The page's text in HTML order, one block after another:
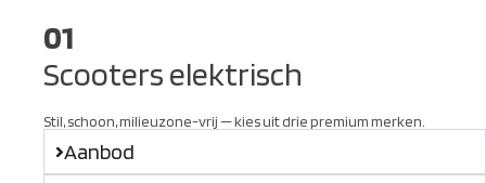
01
Scooters elektrisch
Stil, schoon, milieuzone-vrij — kies uit drie premium merken.
Aanbod